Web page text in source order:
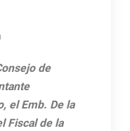
de
el Emb. De la
Fiscal de la